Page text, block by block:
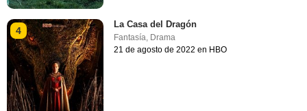
4
La Casa del Dragón
Fantasía, Drama
21 de agosto de 2022 en HBO